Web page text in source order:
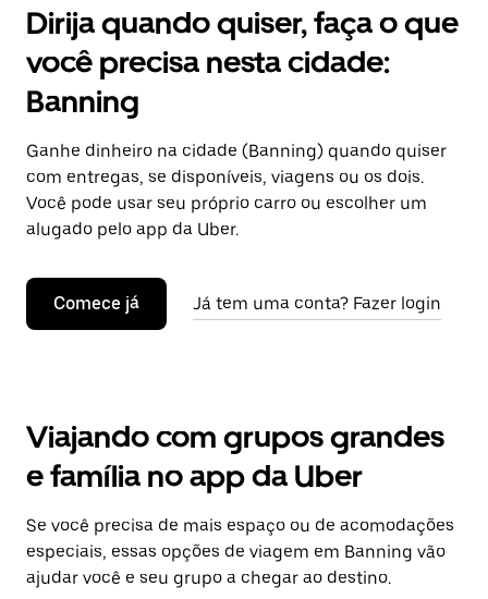
Dirija quando quiser, faça o que
você precisa nesta cidade:
Banning
Ganhe dinheiro na cidade (Banning) quando quiser
com entregas, se disponíveis, viagens ou os dois.
Você pode usar seu próprio carro ou escolher um
alugado pelo app da Uber.
Comece já Já tem uma conta? Fazer login
Viajando com grupos grandes
e família no app da Uber
Se você precisa de mais espaço ou de acomodações
especiais, essas opções de viagem em Banning vão
ajudar você e seu grupo a chegar ao destino.